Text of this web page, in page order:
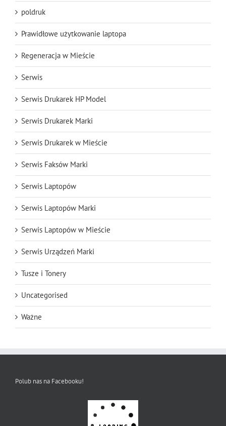
poldruk
Prawidłowe użytkowanie laptopa
Regeneracja w Mieście
Serwis
Serwis Drukarek HP Model
Serwis Drukarek Marki
Serwis Drukarek w Mieście
Serwis Faksów Marki
Serwis Laptopów
Serwis Laptopów Marki
Serwis Laptopów w Mieście
Serwis Urządzeń Marki
Tusze i Tonery
Uncategorised
Ważne
Polub nas na Facebooku!